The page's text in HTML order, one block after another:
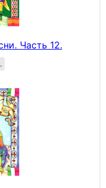
Часть 12.